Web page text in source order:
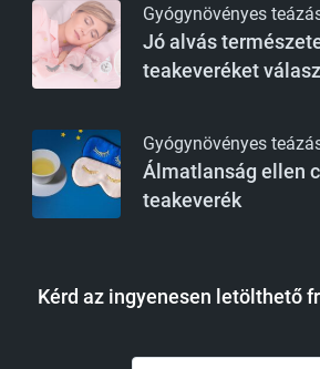
Gyógynövényes
Jó alvás
teakeveréket
Gyógynövényes
Álmatlanság ellen
teakeverék
Kérd az ingyenesen letölthető